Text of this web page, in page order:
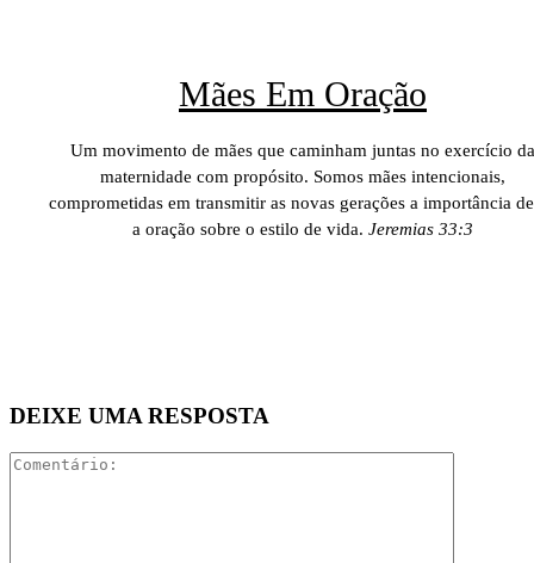
Mães Em Oração
Um movimento de mães que caminham juntas no exercício da
maternidade com propósito. Somos mães intencionais,
comprometidas em transmitir as novas gerações a importância
a oração sobre o estilo de vida. Jeremias 33:3
DEIXE UMA RESPOSTA